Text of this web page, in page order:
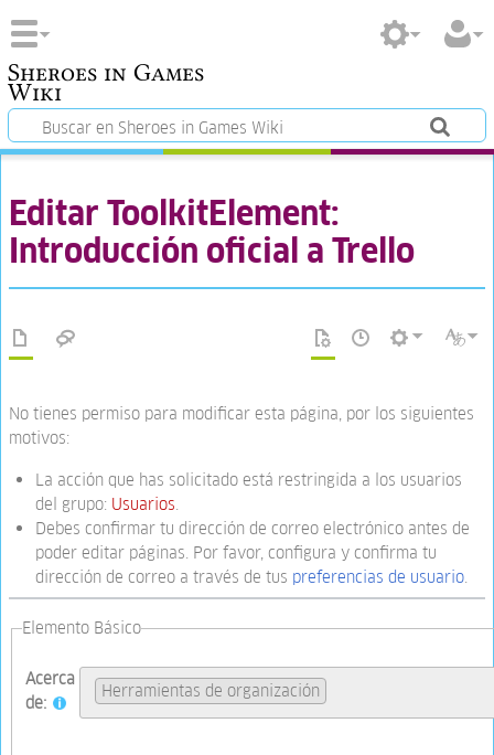
Sheroes in Games
Wiki
Editar ToolkitElement:
Introducción oficial a Trello
No tienes permiso para modificar esta página, por los siguientes
motivos:
La acción que has solicitado está restringida a los usuarios
del grupo: Usuarios
Debes confirmar tu dirección de correo electrónico antes de
poder editar páginas. Por favor, configura y confirma tu
dirección de correo a través de tus preferencias de usuario
Elemento Básico
Acerca
de:
Herramientas de organización